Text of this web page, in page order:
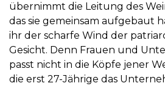
übernimmt die Leitung des
das sie gemeinsam aufgebaut
ihr der scharfe Wind der
Gesicht. Denn Frauen und
passt nicht in die Köpfe jener
die erst 27-Jährige das